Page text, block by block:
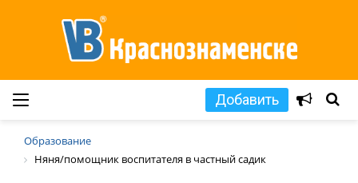
Добавить
Образование
Няня/помощник воспитателя в частный садик